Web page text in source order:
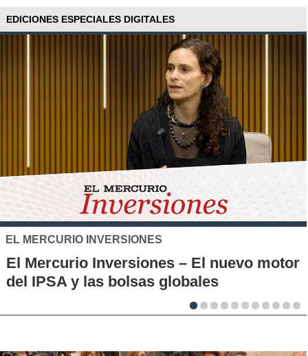
EDICIONES ESPECIALES DIGITALES
SANTO TOMÁS
IP-CFT Santo Tomás y Red de Hubs
Municipales firman alianza para impulsar
la innovación en los territorios